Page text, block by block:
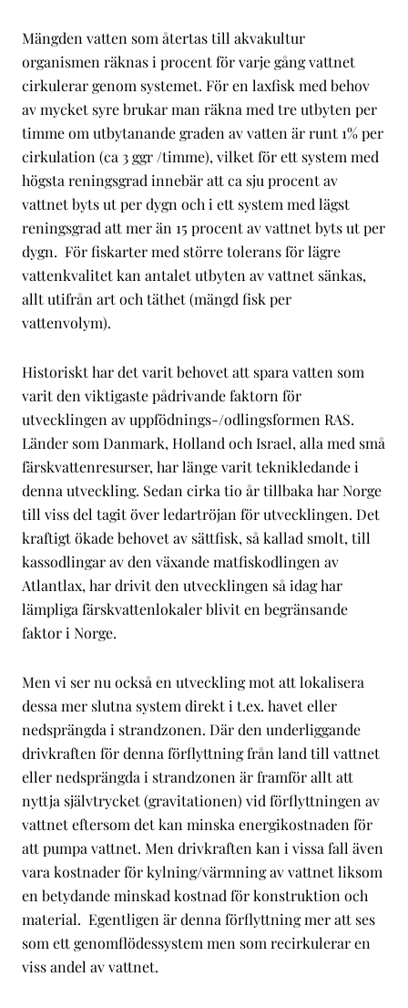
Mängden vatten som återtas till akvakultur
organismen räknas i procent för varje gång vattnet
cirkulerar genom systemet. För en laxfisk med behov
av mycket syre brukar man räkna med tre utbyten per
timme om utbytanande graden av vatten är runt 1% per
cirkulation (ca 3 ggr /timme), vilket för ett system med
högsta reningsgrad innebär att ca sju procent av
vattnet byts ut per dygn och i ett system med lägst
reningsgrad att mer än 15 procent av vattnet byts ut per
dygn. För fiskarter med större tolerans för lägre
vattenkvalitet kan antalet utbyten av vattnet sänkas,
allt utifrån art och täthet (mängd fisk per
vattenvolym).
Historiskt har det varit behovet att spara vatten som
varit den viktigaste pådrivande faktorn för
utvecklingen av uppfödnings-/odlingsformen RAS.
Länder som Danmark, Holland och Israel, alla med små
färskvattenresurser, har länge varit teknikledande i
denna utveckling. Sedan cirka tio år tillbaka har Norge
till viss del tagit över ledartröjan för utvecklingen. Det
kraftigt ökade behovet av sättfisk, så kallad smolt, till
kassodlingar av den växande matfiskodlingen av
Atlantlax, har drivit den utvecklingen så idag har
lämpliga färskvattenlokaler blivit en begränsande
faktor i Norge.
Men vi ser nu också en utveckling mot att lokalisera
dessa mer slutna system direkt i t.ex. havet eller
nedsprängda i strandzonen. Där den underliggande
drivkraften för denna förflyttning från land till vattnet
eller nedsprängda i strandzonen är framför allt att
nyttja självtrycket (gravitationen) vid förflyttningen av
vattnet eftersom det kan minska energikostnaden för
att pumpa vattnet. Men drivkraften kan i vissa fall även
vara kostnader för kylning/värmning av vattnet liksom
en betydande minskad kostnad för konstruktion och
material. Egentligen är denna förflyttning mer att ses
som ett genomflödessystem men som recirkulerar en
viss andel av vattnet.